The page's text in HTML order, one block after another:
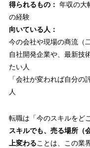
得られるもの： 年収の大
の経験
向いている人：
今の会社や現場の商流（
自社開発企業や、最新技
たい人
「会社が変われば自分
人
転職は「今のスキルをど
スキルでも、売る場所（
上変わることは、この業